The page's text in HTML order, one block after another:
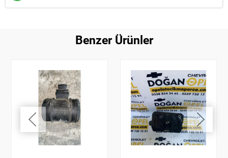
Benzer Ürünler